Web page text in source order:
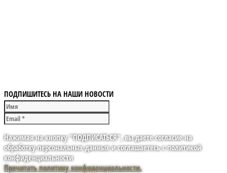
ПОДПИШИТЕСЬ НА НАШИ НОВОСТИ
Нажимая на кнопку "ПОДПИСАТЬСЯ", вы даете согласие на
обработку персональных данных и соглашаетесь с политикой
конфиденциальности
Прочитать политику конфиденциальности.